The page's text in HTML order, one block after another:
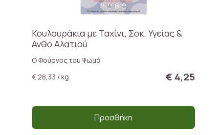
Κουλουράκια με Ταχίνι, Σοκ. Υγείας &
Ανθο Αλατιού
Ο Φούρνος του Ψωμά
€ 28,33 / kg
€ 4,25
Προσθήκη